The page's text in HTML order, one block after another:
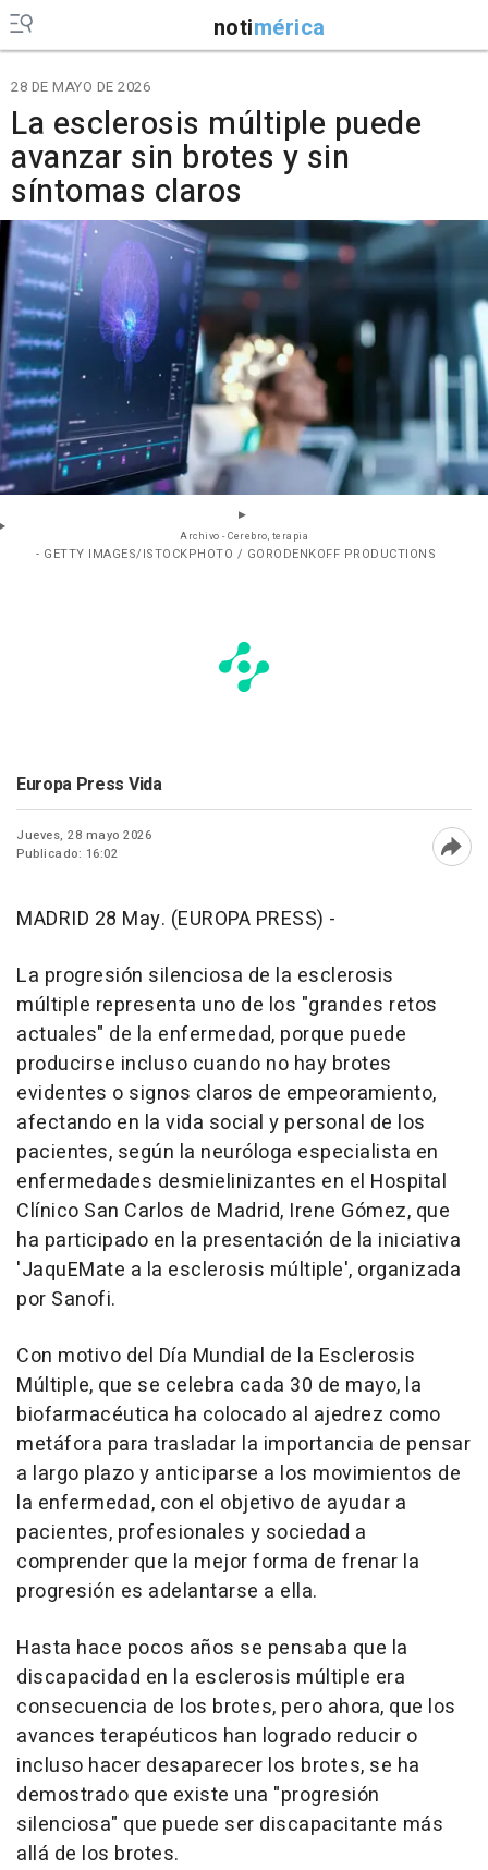
notimérica
28 DE MAYO DE 2026
La esclerosis múltiple puede
avanzar sin brotes y sin
síntomas claros
Archivo - Cerebro, terapia
- GETTY IMAGES/ISTOCKPHOTO / GORODENKOFF PRODUCTIONS
Europa Press Vida
Jueves, 28 mayo 2026
Publicado: 16:02
MADRID 28 May. (EUROPA PRESS) -
La progresión silenciosa de la esclerosis
múltiple representa uno de los "grandes retos
actuales" de la enfermedad, porque puede
producirse incluso cuando no hay brotes
evidentes o signos claros de empeoramiento,
afectando en la vida social y personal de los
pacientes, según la neuróloga especialista en
enfermedades desmielinizantes en el Hospital
Clínico San Carlos de Madrid, Irene Gómez, que
ha participado en la presentación de la iniciativa
'JaquEMate a la esclerosis múltiple', organizada
por Sanofi.
Con motivo del Día Mundial de la Esclerosis
Múltiple, que se celebra cada 30 de mayo, la
biofarmacéutica ha colocado al ajedrez como
metáfora para trasladar la importancia de pensar
a largo plazo y anticiparse a los movimientos de
la enfermedad, con el objetivo de ayudar a
pacientes, profesionales y sociedad a
comprender que la mejor forma de frenar la
progresión es adelantarse a ella.
Hasta hace pocos años se pensaba que la
discapacidad en la esclerosis múltiple era
consecuencia de los brotes, pero ahora, que los
avances terapéuticos han logrado reducir o
incluso hacer desaparecer los brotes, se ha
demostrado que existe una "progresión
silenciosa" que puede ser discapacitante más
allá de los brotes.